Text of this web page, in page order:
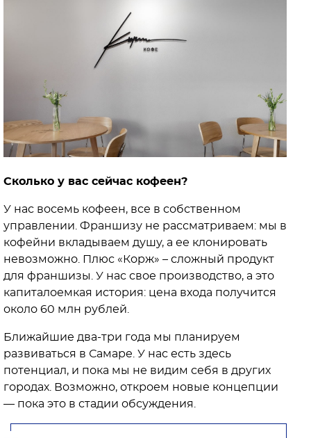
Сколько у вас сейчас кофеен?
У нас восемь кофеен, все в собственном
управлении. Франшизу не рассматриваем: мы в
кофейни вкладываем душу, а ее клонировать
невозможно. Плюс «Корж» – сложный продукт
для франшизы. У нас свое производство, а это
капиталоемкая история: цена входа получится
около 60 млн рублей.
Ближайшие два-три года мы планируем
развиваться в Самаре. У нас есть здесь
потенциал, и пока мы не видим себя в других
городах. Возможно, откроем новые концепции
— пока это в стадии обсуждения.